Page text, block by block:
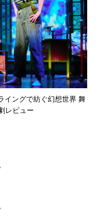
イングで紡ぐ幻想世界 舞
レビュー